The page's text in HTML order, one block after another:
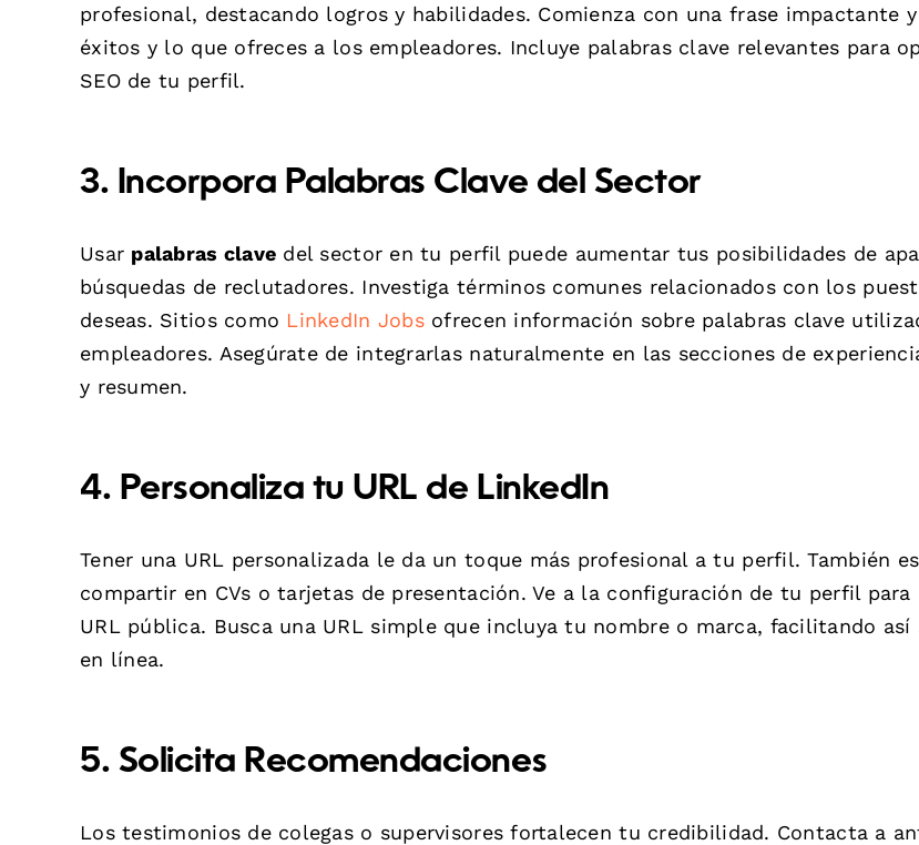
profesional, destacando logros y habilidades. Comienza con una frase impactante
éxitos y lo que ofreces a los empleadores. Incluye palabras clave relevantes para
SEO de tu perfil.
3. Incorpora Palabras Clave del Sector
Usar palabras clave del sector en tu perfil puede aumentar tus posibilidades de
búsquedas de reclutadores. Investiga términos comunes relacionados con los
deseas. Sitios como LinkedIn Jobsofrecen información sobre palabras clave
empleadores. Asegúrate de integrarlas naturalmente en las secciones de
y resumen.
4. Personaliza tu URL de LinkedIn
Tener una URL personalizada le da un toque más profesional a tu perfil. También
compartir en CVs o tarjetas de presentación. Ve a la configuración de tu perfil
URL pública. Busca una URL simple que incluya tu nombre o marca, facilitando así
en línea.
5. Solicita Recomendaciones
Los testimonios de colegas o supervisores fortalecen tu credibilidad. Contacta a